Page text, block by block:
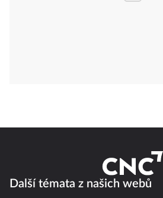
Další témata z našich webů